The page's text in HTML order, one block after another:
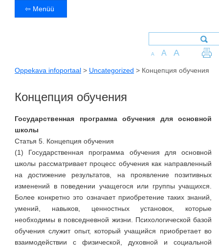
⇦ Menüü
A A A
Oppekava infoportaal > Uncategorized > Концепция обучения
Концепция обучения
Государственная программа обучения для основной
школы
Статья 5. Концепция обучения
(1) Государственная программа обучения для основной
школы рассматривает процесс обучения как направленный
на достижение результатов, на проявление позитивных
изменений в поведении учащегося или группы учащихся.
Более конкретно это означает приобретение таких знаний,
умений, навыков, ценностных установок, которые
необходимы в повседневной жизни. Психологической базой
обучения служит опыт, который учащийся приобретает во
взаимодействии с физической, духовной и социальной